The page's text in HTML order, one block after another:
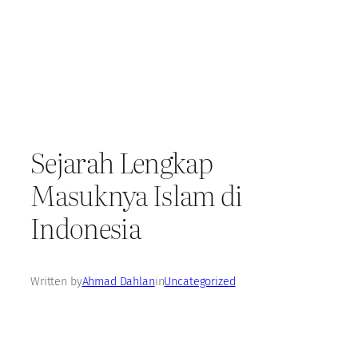
Sejarah Lengkap
Masuknya Islam di
Indonesia
Written byAhmad DahlaninUncategorized